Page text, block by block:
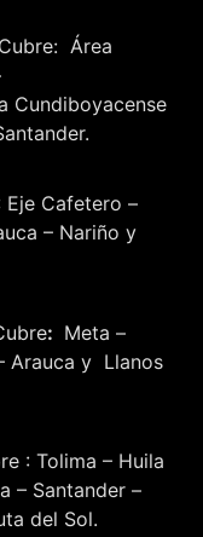
Área
Cundiboyacense
Eje Cafetero –
– Nariño y
: Meta –
Arauca y Llanos
: Tolima – Huila
– Santander –
del Sol.